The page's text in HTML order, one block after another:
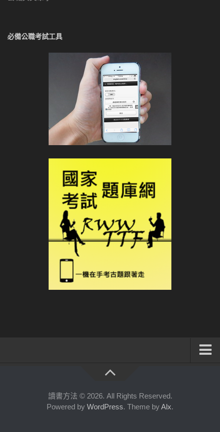
必備公職考試工具
公職考試輔導計畫
公職考試上榜者軌跡
讀書方法 © 2026. All Rights Reserved.
Powered by WordPress. Theme byAlx.